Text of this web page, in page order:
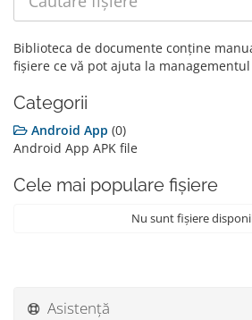
Biblioteca de documente conține
fișiere ce vă pot ajuta la
Categorii
Android App (0)
Android App APK file
Cele mai populare fișiere
Nu sunt fișiere
Asistență